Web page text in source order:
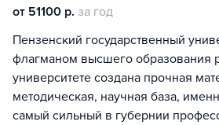
от 51100 р. за год
Пензенский государственный
флагманом высшего образования
университете создана прочная
методическая, научная база,
самый сильный в губернии